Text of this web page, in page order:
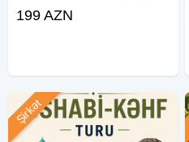
Peşəkar tur rəhbəri
Türk hamamı
Fin hamamı
Duz otağı
Buxar otağı
ulduzlu oteldə komfortlu istirahətin
199 AZN
Şirkət